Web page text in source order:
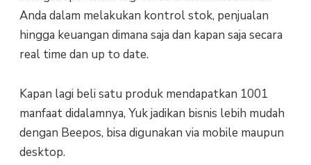
Anda dalam melakukan kontrol stok, penjualan
hingga keuangan dimana saja dan kapan saja secara
real time dan up to date.
Kapan lagi beli satu produk mendapatkan 1001
manfaat didalamnya, Yuk jadikan bisnis lebih mudah
dengan Beepos, bisa digunakan via mobile maupun
desktop.